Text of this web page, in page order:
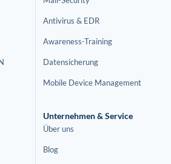
Antivirus & EDR
Awareness-Training
Datensicherung
Mobile Device Management
Unternehmen & Service
Über uns
Blog